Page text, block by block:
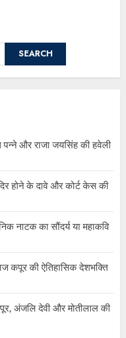
SEARCH
पन्ने और राजा जयसिंह की हवेली
होने के दावे और कोर्ट केस की
नाटक का सौंदर्य या महाकवि
कपूर की ऐतिहासिक देशभक्ति
अंजलि देवी और मोतीलाल की